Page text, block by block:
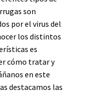
son
por el virus del
los distintos
es
cómo tratar y
en este
destacamos las